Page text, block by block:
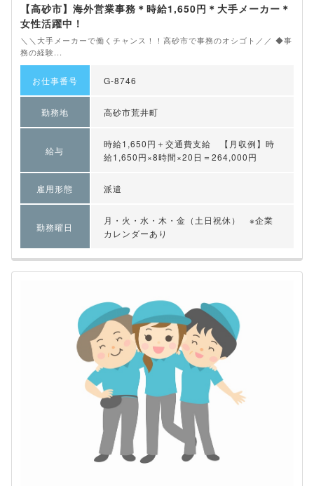
【高砂市】海外営業事務＊時給1,650円＊大手メーカー＊
女性活躍中！
＼＼大手メーカーで働くチャンス！！高砂市で事務のオシゴト／／ ◆事
務の経験...
お仕事番号 G-8746
勤務地 高砂市荒井町
給与
時給1,650円＋交通費支給 【月収例】時
給1,650円×8時間×20日＝264,000円
雇用形態 派遣
勤務曜日
月・火・水・木・金（土日祝休） ※企業
カレンダーあり